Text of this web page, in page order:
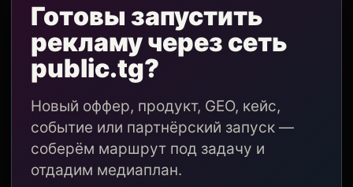
Готовы запустить
рекламу через сеть
public.tg?
Новый оффер, продукт, GEO, кейс,
событие или партнёрский запуск —
соберём маршрут под задачу и
отдадим медиаплан.